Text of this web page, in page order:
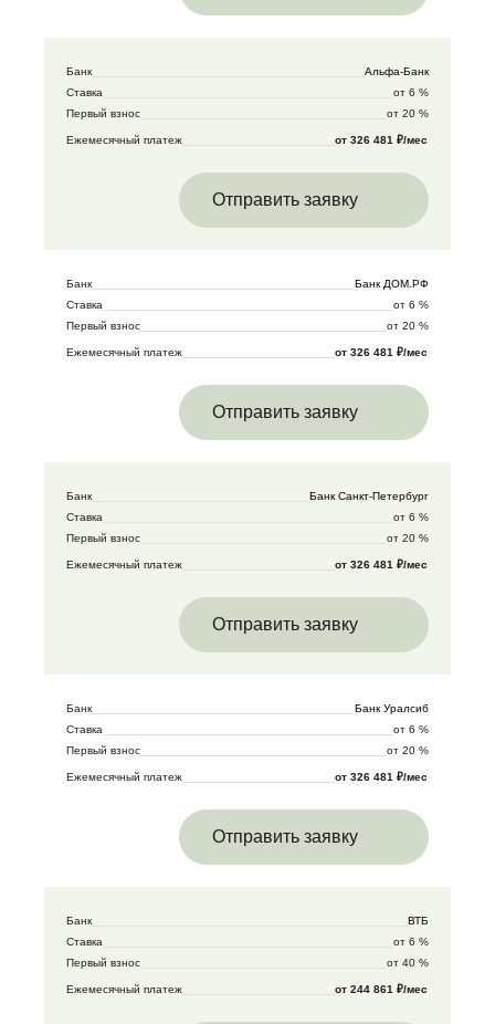
Банк
Альфа-Банк
Ставка
от 6 %
Первый взнос
от 20 %
Ежемесячный платеж от 326 481 ₽/мес
Отправить заявку
Банк
Банк ДОМ.РФ
Ставка
от 6 %
Первый взнос
от 20 %
Ежемесячный платеж от 326 481 ₽/мес
Отправить заявку
Банк
Банк Санкт-Петербург
Ставка
от 6 %
Первый взнос
от 20 %
Ежемесячный платеж от 326 481 ₽/мес
Отправить заявку
Банк
Банк Уралсиб
Ставка
от 6 %
Первый взнос
от 20 %
Ежемесячный платеж от 326 481 ₽/мес
Отправить заявку
Банк
ВТБ
Ставка
от 6 %
Первый взнос
от 40 %
Ежемесячный платеж от 244 861 ₽/мес